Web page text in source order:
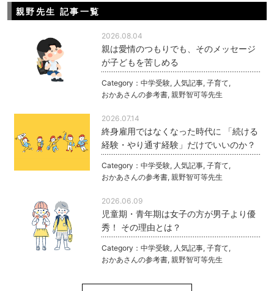
親野先生 記事一覧
2026.08.04
親は愛情のつもりでも、そのメッセージ
が子どもを苦しめる
Category：中学受験, 人気記事,子育て,
おかあさんの参考書,親野智可等先生
2026.07.14
終身雇用ではなくなった時代に 「続ける
経験・やり通す経験」だけでいいのか？
Category：中学受験, 人気記事,子育て,
おかあさんの参考書,親野智可等先生
2026.06.09
児童期・青年期は女子の方が男子より優
秀！ その理由とは？
Category：中学受験, 人気記事,子育て,
おかあさんの参考書,親野智可等先生